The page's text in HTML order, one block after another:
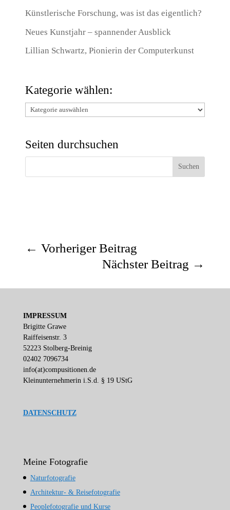
Künstlerische Forschung, was ist das eigentlich?
Neues Kunstjahr – spannender Ausblick
Lillian Schwartz, Pionierin der Computerkunst
Kategorie wählen:
Kategorie
Seiten durchsuchen
← Vorheriger Beitrag
Nächster Beitrag →
IMPRESSUM
Brigitte Grawe
Raiffeisenstr. 3
52223 Stolberg-Breinig
02402 7096734
info(at)compusitionen.de
Kleinunternehmerin i.S.d. § 19 UStG
DATENSCHUTZ
Meine Fotografie
Naturfotografie
Architektur- & Reisefotografie
Peoplefotografie und Kurse